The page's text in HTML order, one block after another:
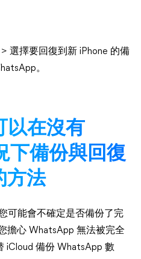
選擇要回復到新 iPhone 的備
。
以在沒有
下備份與回復
方法
可能會不確定是否備份了完
擔心 WhatsApp 無法被完全
iCloud 備份 WhatsApp 數